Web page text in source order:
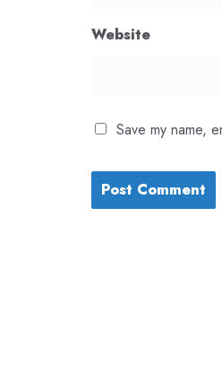
Website
Save my name,